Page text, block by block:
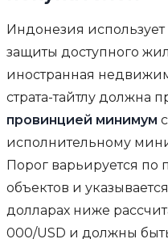
Индонезия
защиты доступного
иностранная
страта-тайтлу должна
провинцией минимум
исполнительному
Порог варьируется
объектов и
долларах ниже
000/USD и должны